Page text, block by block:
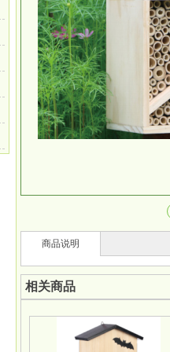
商品说明
相关商品